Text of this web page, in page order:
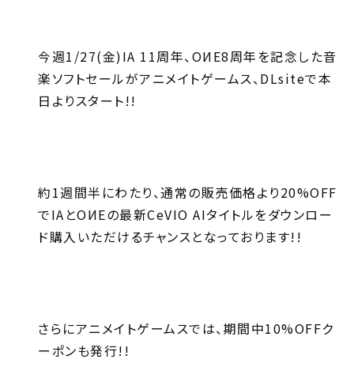
今週1/27(金)IA 11周年、OИE8周年を記念した音
楽ソフトセールがアニメイトゲームス、DLsiteで本
日よりスタート!!
約1週間半にわたり、通常の販売価格より20%OFF
でIAとOИEの最新CeVIO AIタイトルをダウンロー
ド購入いただけるチャンスとなっております!!
さらにアニメイトゲームスでは、期間中10%OFFク
ーポンも発行!!